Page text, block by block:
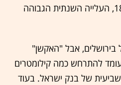
הדירות בישראל בכמעט 18%, העלייה השנתית הגבוהה
אבל "האקשן"
להתרחש כמה קילומטרים
של בנק ישראל. בעוד